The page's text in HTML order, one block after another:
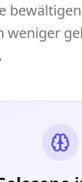
weniger